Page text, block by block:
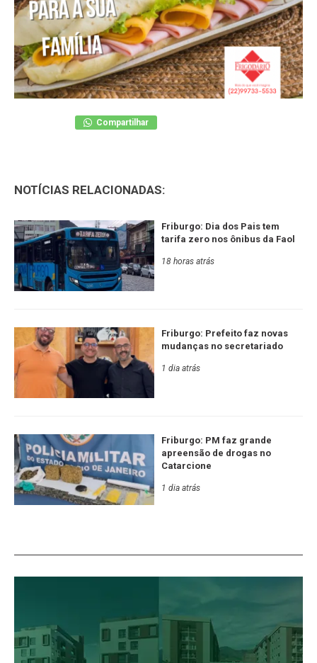
Compartilhar
NOTÍCIAS RELACIONADAS:
Friburgo: Dia dos Pais tem
tarifa zero nos ônibus da Faol
18 horas atrás
Friburgo: Prefeito faz novas
mudanças no secretariado
1 dia atrás
Friburgo: PM faz grande
apreensão de drogas no
Catarcione
1 dia atrás